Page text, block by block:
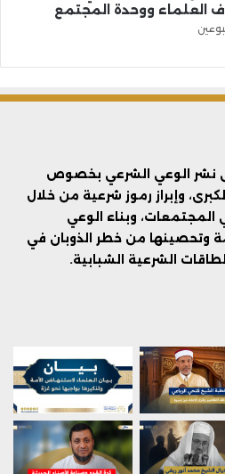
العلماء ووحدة المجتمع
نشر الوعي الشرعي بخصوص
وإبراز رموز شرعية من خلال
وبناء الوعي
وتحصينها من خطر الذوبان في
الشرعية الشبابية.